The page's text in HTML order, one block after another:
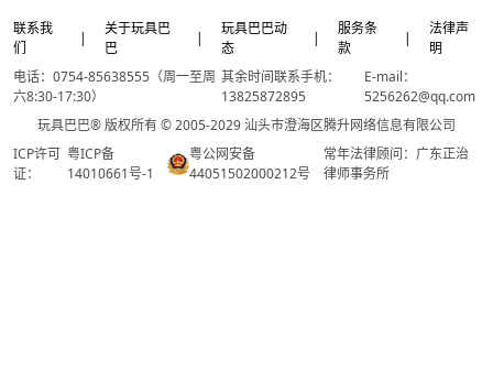
联系我
们
|
关于玩具巴
巴
|
玩具巴巴动
态
|
服务条
款
|
法律声
明
电话：0754-85638555（周一至周
六8:30-17:30）
其余时间联系手机：
13825872895
E-mail：
5256262@qq.com
玩具巴巴® 版权所有 © 2005-2029 汕头市澄海区腾升网络信息有限公司
ICP许可
证：
粤ICP备
14010661号-1
粤公网安备
44051502000212号
常年法律顾问：广东正治
律师事务所